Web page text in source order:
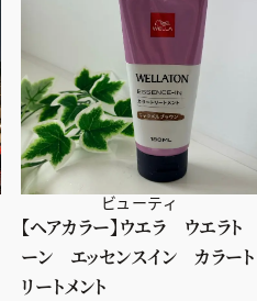
ビューティ
【ヘアカラー】ウエラ ウエラト
ーン エッセンスイン カラート
リートメント